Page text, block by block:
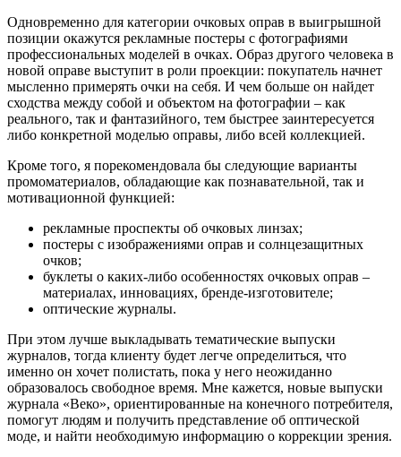
Одновременно для категории очковых оправ в выигрышной
позиции окажутся рек­ламные постеры с фотографиями
профессиональных моделей в очках. Образ другого человека в
новой оправе выступит в роли проекции: покупатель начнет
мысленно примерять очки на себя. И чем больше он найдет
сходства между собой и объектом на фотографии – как
реального, так и фантазийного, тем быстрее заинтересуется
либо конкретной моделью оправы, либо всей коллекцией.
Кроме того, я порекомендовала бы следующие варианты
промоматериалов, обладающие как познавательной, так и
мотивационной функцией:
рекламные проспекты об очковых линзах;
постеры с изображениями оправ и солнцезащитных
очков;
буклеты о каких-либо особенностях очковых оправ –
материалах, инновациях, бренде-изготовителе;
оптические журналы.
При этом лучше выкладывать тематические выпуски
журналов, тогда клиенту будет легче определиться, что
именно он хочет полистать, пока у него неожиданно
образовалось свободное время. Мне кажется, новые выпуски
журнала «Веко», ориентированные на конечного потребителя,
помогут людям и получить представление об оптической
моде, и найти необходимую информацию о коррекции зрения.